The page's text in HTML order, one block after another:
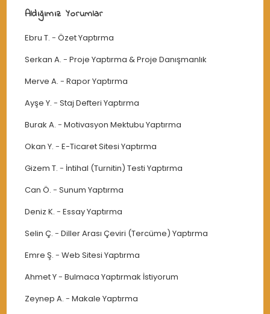
Aldığımız Yorumlar
Ebru T. -Özet Yaptırma
Serkan A. -Proje Yaptırma & Proje Danışmanlık
Merve A. -Rapor Yaptırma
Ayşe Y. -Staj Defteri Yaptırma
Burak A. -Motivasyon Mektubu Yaptırma
Okan Y. -E-Ticaret Sitesi Yaptırma
Gizem T. - İntihal (Turnitin) Testi Yaptırma
Can Ö. -Sunum Yaptırma
Deniz K. -Essay Yaptırma
Selin Ç. -Diller Arası Çeviri (Tercüme) Yaptırma
Emre Ş. -Web Sitesi Yaptırma
Ahmet Y-Bulmaca Yaptırmak İstiyorum
Zeynep A. -Makale Yaptırma